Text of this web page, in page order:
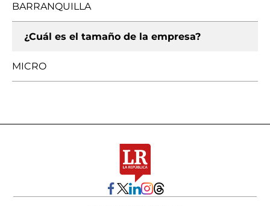
BARRANQUILLA
¿Cuál es el tamaño de la empresa?
MICRO